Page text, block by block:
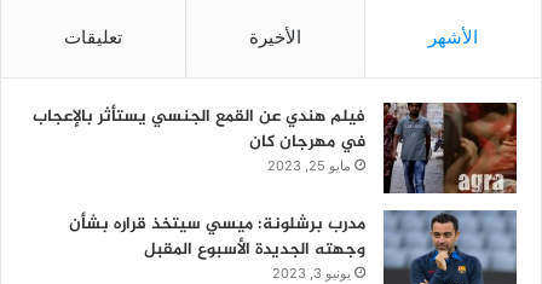
الأشهر الأخيرة تعليقات
فيلم هندي عن القمع الجنسي يستأثر بالإعجاب
في مهرجان كان
مايو 25, 2023
مدرب برشلونة: ميسي سيتخذ قراره بشأن
وجهته الجديدة الأسبوع المقبل
يونيو 3, 2023